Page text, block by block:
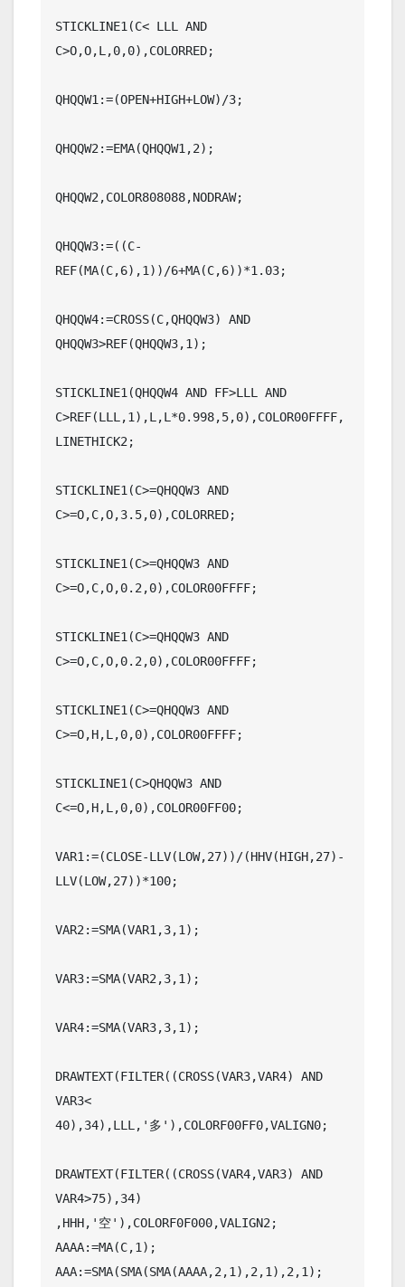
STICKLINE1(C< LLL AND
C>O,O,L,0,0),COLORRED;
QHQQW1:=(OPEN+HIGH+LOW)/3;
QHQQW2:=EMA(QHQQW1,2);
QHQQW2,COLOR808088,NODRAW;
QHQQW3:=((C-
REF(MA(C,6),1))/6+MA(C,6))*1.03;
QHQQW4:=CROSS(C,QHQQW3) AND
QHQQW3>REF(QHQQW3,1);
STICKLINE1(QHQQW4 AND FF>LLL AND
C>REF(LLL,1),L,L*0.998,5,0),COLOR00FFFF,
LINETHICK2;
STICKLINE1(C>=QHQQW3 AND
C>=O,C,O,3.5,0),COLORRED;
STICKLINE1(C>=QHQQW3 AND
C>=O,C,O,0.2,0),COLOR00FFFF;
STICKLINE1(C>=QHQQW3 AND
C>=O,C,O,0.2,0),COLOR00FFFF;
STICKLINE1(C>=QHQQW3 AND
C>=O,H,L,0,0),COLOR00FFFF;
STICKLINE1(C>QHQQW3 AND
C<=O,H,L,0,0),COLOR00FF00;
VAR1:=(CLOSE-LLV(LOW,27))/(HHV(HIGH,27)-
LLV(LOW,27))*100;
VAR2:=SMA(VAR1,3,1);
VAR3:=SMA(VAR2,3,1);
VAR4:=SMA(VAR3,3,1);
DRAWTEXT(FILTER((CROSS(VAR3,VAR4) AND
VAR3<
40),34),LLL,'多'),COLORF00FF0,VALIGN0;
DRAWTEXT(FILTER((CROSS(VAR4,VAR3) AND
VAR4>75),34)
,HHH,'空'),COLORF0F000,VALIGN2;
AAAA:=MA(C,1);
AAA:=SMA(SMA(SMA(AAAA,2,1),2,1),2,1);